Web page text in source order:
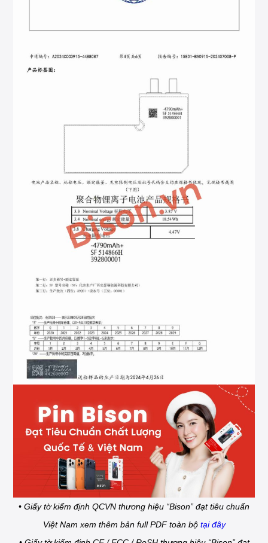
• Giấy tờ kiểm định QCVN thương hiệu “Bison” đạt tiêu chuẩn
Việt Nam xem thêm bản full PDF toàn bộ tại đây